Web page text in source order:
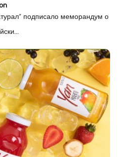
подписало меморандум о